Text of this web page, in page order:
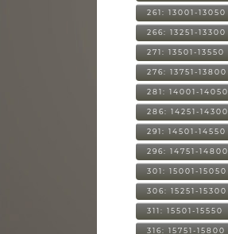
261: 13001-13050
266: 13251-13300
271: 13501-13550
276: 13751-13800
281: 14001-14050
286: 14251-14300
291: 14501-14550
296: 14751-14800
301: 15001-15050
306: 15251-15300
311: 15501-15550
316: 15751-15800